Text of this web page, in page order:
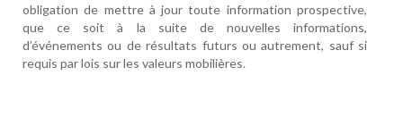
obligation de mettre à jour toute information prospective,
que ce soit à la suite de nouvelles informations,
d’événements ou de résultats futurs ou autrement, sauf si
requis par lois sur les valeurs mobilières.